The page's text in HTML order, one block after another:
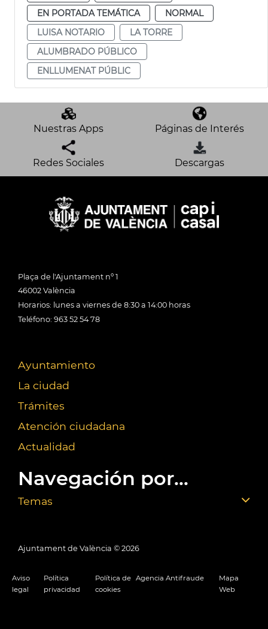
EN PORTADA TEMÁTICA
NORMAL
LUISA NOTARIO
LA TORRE
ALUMBRADO PÚBLICO
ENLLUMENAT PÚBLIC
Nuestras Apps Páginas de Interés
Redes Sociales Descargas
Plaça de l'Ajuntament nº 1
46002 València
Horarios: lunes a viernes de 8:30 a 14:00 horas
Teléfono: 963 52 54 78
Ayuntamiento
La ciudad
Trámites
Atención ciudadana
Actualidad
Navegación por...
Temas
Ajuntament de València © 2026
Aviso
legal
Política
privacidad
Política de
cookies
Agencia Antifraude
Mapa
Web